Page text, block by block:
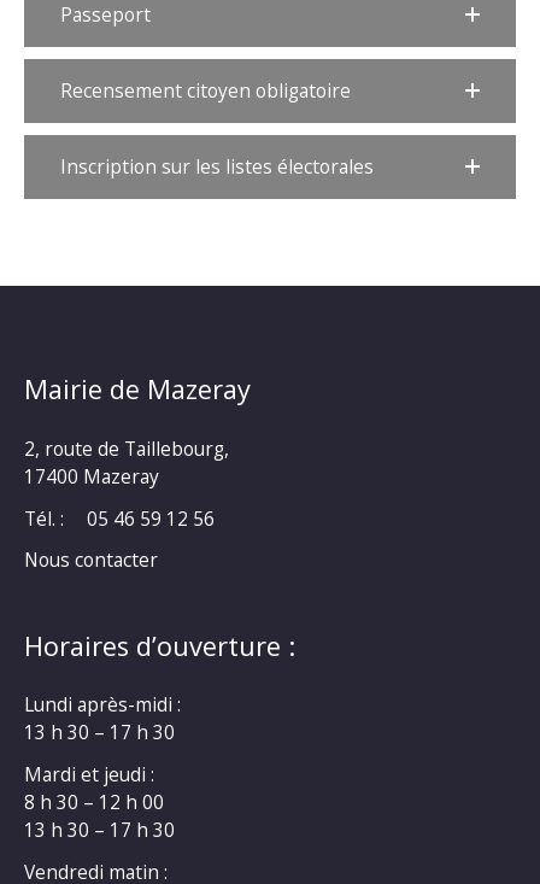
Passeport
Recensement citoyen obligatoire
Inscription sur les listes électorales
Mairie de Mazeray
2, route de Taillebourg,
17400 Mazeray
Tél. :
05 46 59 12 56
Nous contacter
Horaires d’ouverture :
Lundi après-midi :
13 h 30 – 17 h 30
Mardi et jeudi :
8 h 30 – 12 h 00
13 h 30 – 17 h 30
Vendredi matin :